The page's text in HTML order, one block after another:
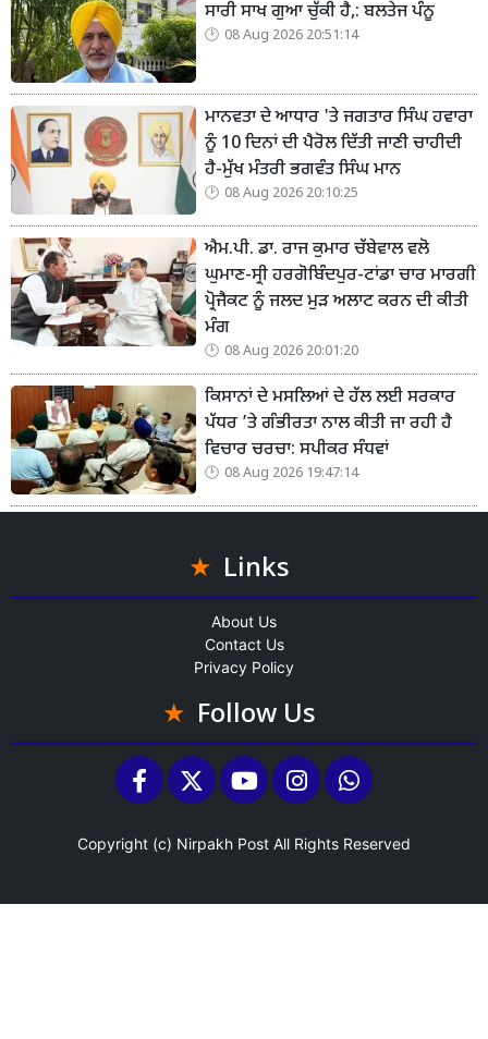
ਸਾਰੀ ਸਾਖ ਗੁਆ ਚੁੱਕੀ ਹੈ,: ਬਲਤੇਜ ਪੰਨੂ
08 Aug 2026 20:51:14
ਮਾਨਵਤਾ ਦੇ ਆਧਾਰ 'ਤੇ ਜਗਤਾਰ ਸਿੰਘ ਹਵਾਰਾ
ਨੂੰ 10 ਦਿਨਾਂ ਦੀ ਪੈਰੋਲ ਦਿੱਤੀ ਜਾਣੀ ਚਾਹੀਦੀ
ਹੈ-ਮੁੱਖ ਮੰਤਰੀ ਭਗਵੰਤ ਸਿੰਘ ਮਾਨ
08 Aug 2026 20:10:25
ਐਮ.ਪੀ. ਡਾ. ਰਾਜ ਕੁਮਾਰ ਚੱਬੇਵਾਲ ਵਲੋ
ਘੁਮਾਣ-ਸ੍ਰੀ ਹਰਗੋਬਿੰਦਪੁਰ-ਟਾਂਡਾ ਚਾਰ ਮਾਰਗੀ
ਪ੍ਰੋਜੈਕਟ ਨੂੰ ਜਲਦ ਮੁੜ ਅਲਾਟ ਕਰਨ ਦੀ ਕੀਤੀ
ਮੰਗ
08 Aug 2026 20:01:20
ਕਿਸਾਨਾਂ ਦੇ ਮਸਲਿਆਂ ਦੇ ਹੱਲ ਲਈ ਸਰਕਾਰ
ਪੱਧਰ ’ਤੇ ਗੰਭੀਰਤਾ ਨਾਲ ਕੀਤੀ ਜਾ ਰਹੀ ਹੈ
ਵਿਚਾਰ ਚਰਚਾ: ਸਪੀਕਰ ਸੰਧਵਾਂ
08 Aug 2026 19:47:14
Links
About Us
Contact Us
Privacy Policy
Follow Us
Copyright (c) Nirpakh Post All Rights Reserved